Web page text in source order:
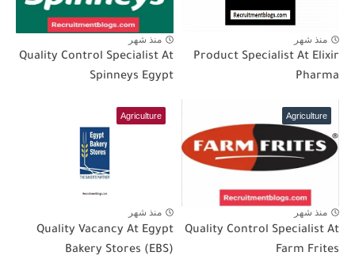
منذ شهر
Product Specialist At Elixir
Pharma
منذ شهر
Quality Control Specialist At
Spinneys Egypt
Agriculture
منذ شهر
Quality Control Specialist At
Farm Frites
Agriculture
منذ شهر
Quality Vacancy At Egypt
Bakery Stores (EBS)